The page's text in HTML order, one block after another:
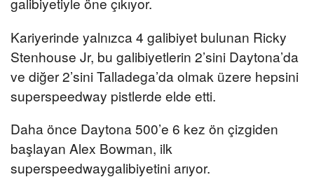
Kariyerinde yalnızca 4 galibiyet bulunan Ricky
Stenhouse Jr, bu galibiyetlerin 2’sini Daytona’da
ve diğer 2’sini Talladega’da olmak üzere hepsini
superspeedway pistlerde elde etti.
Daha önce Daytona 500’e 6 kez ön çizgiden
başlayan Alex Bowman, ilk
superspeedwaygalibiyetini arıyor.